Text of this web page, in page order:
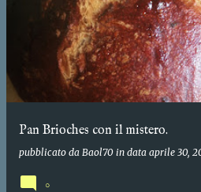
Pan Brioches con il mistero.
pubblicato da Baol70 in data aprile 30,
0